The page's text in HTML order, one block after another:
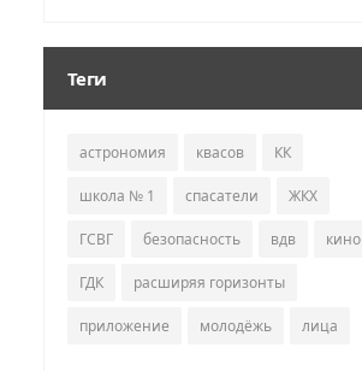
Теги
астрономия квасов КК
школа № 1 спасатели ЖКХ
ГСВГ безопасность вдв кино
ГДК расширяя горизонты
приложение молодёжь лица